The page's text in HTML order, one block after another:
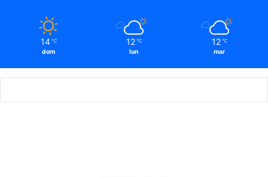
14 ℃
dom
12 ℃
lun
12 ℃
mar